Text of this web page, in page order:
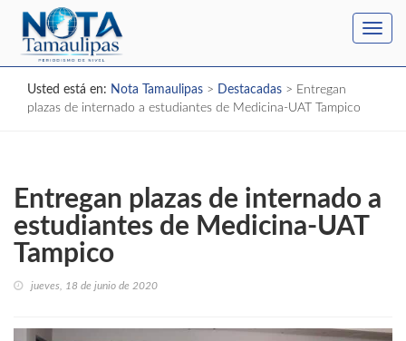
Usted está en: Nota Tamaulipas > Destacadas > Entregan
plazas de internado a estudiantes de Medicina-UAT Tampico
Entregan plazas de internado a
estudiantes de Medicina-UAT
Tampico
jueves, 18 de junio de 2020